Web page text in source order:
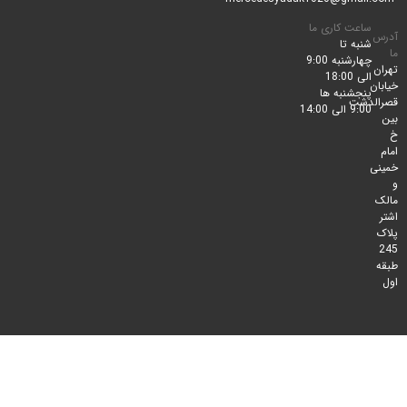
ساعت کاری ما
شنبه تا
چهارشنبه 9:00
الی 18:00
پنجشنبه ها
9:00 الی 14:00